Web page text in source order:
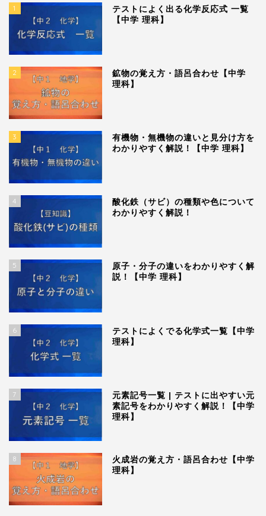
1
テストによく出る化学反応式 一覧
【中学 理科】
2
鉱物の覚え方・語呂合わせ【中学
理科】
3
有機物・無機物の違いと見分け方を
わかりやすく解説！【中学 理科】
4
酸化鉄（サビ）の種類や色について
わかりやすく解説！
5
原子・分子の違いをわかりやすく解
説！【中学 理科】
6
テストによくでる化学式一覧【中学
理科】
7
元素記号一覧 | テストに出やすい元
素記号をわかりやすく解説！【中学
理科】
8
火成岩の覚え方・語呂合わせ【中学
理科】